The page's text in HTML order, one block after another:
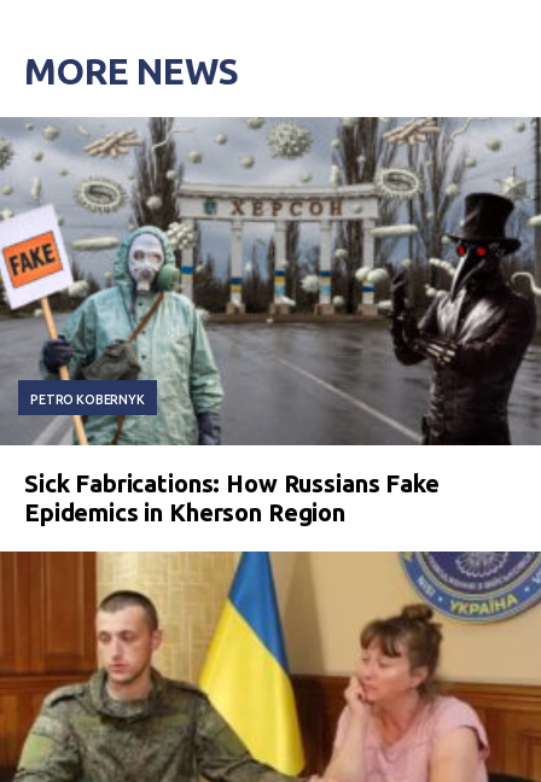
MORE NEWS
PETRO KOBERNYK
Sick Fabrications: How Russians Fake
Epidemics in Kherson Region